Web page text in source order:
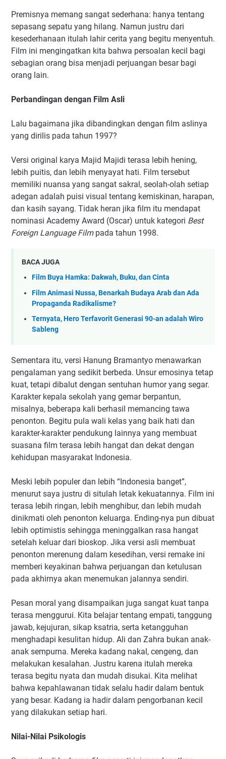
Premisnya memang sangat sederhana: hanya tentang
sepasang sepatu yang hilang. Namun justru dari
kesederhanaan itulah lahir cerita yang begitu menyentuh.
Film ini mengingatkan kita bahwa persoalan kecil bagi
sebagian orang bisa menjadi perjuangan besar bagi
orang lain.
Perbandingan dengan Film Asli
Lalu bagaimana jika dibandingkan dengan film aslinya
yang dirilis pada tahun 1997?
Versi original karya Majid Majidi terasa lebih hening,
lebih puitis, dan lebih menyayat hati. Film tersebut
memiliki nuansa yang sangat sakral, seolah-olah setiap
adegan adalah puisi visual tentang kemiskinan, harapan,
dan kasih sayang. Tidak heran jika film itu mendapat
nominasi Academy Award (Oscar) untuk kategori Best
Foreign Language Filmpada tahun 1998.
BACA JUGA
Film Buya Hamka: Dakwah, Buku, dan Cinta
Film Animasi Nussa, Benarkah Budaya Arab dan Ada
Propaganda Radikalisme?
Ternyata, Hero Terfavorit Generasi 90-an adalah Wiro
Sableng
Sementara itu, versi Hanung Bramantyo menawarkan
pengalaman yang sedikit berbeda. Unsur emosinya tetap
kuat, tetapi dibalut dengan sentuhan humor yang segar.
Karakter kepala sekolah yang gemar berpantun,
misalnya, beberapa kali berhasil memancing tawa
penonton. Begitu pula wali kelas yang baik hati dan
karakter-karakter pendukung lainnya yang membuat
suasana film terasa lebih hangat dan dekat dengan
kehidupan masyarakat Indonesia.
Meski lebih populer dan lebih “Indonesia banget”,
menurut saya justru di situlah letak kekuatannya. Film ini
terasa lebih ringan, lebih menghibur, dan lebih mudah
dinikmati oleh penonton keluarga. Ending-nya pun dibuat
lebih optimistis sehingga meninggalkan rasa hangat
setelah keluar dari bioskop. Jika versi asli membuat
penonton merenung dalam kesedihan, versi remake ini
memberi keyakinan bahwa perjuangan dan ketulusan
pada akhirnya akan menemukan jalannya sendiri.
Pesan moral yang disampaikan juga sangat kuat tanpa
terasa menggurui. Kita belajar tentang empati, tanggung
jawab, kejujuran, sikap ksatria, serta ketangguhan
menghadapi kesulitan hidup. Ali dan Zahra bukan anak-
anak sempurna. Mereka kadang nakal, cengeng, dan
melakukan kesalahan. Justru karena itulah mereka
terasa begitu nyata dan mudah disukai. Kita melihat
bahwa kepahlawanan tidak selalu hadir dalam bentuk
yang besar. Kadang ia hadir dalam pengorbanan kecil
yang dilakukan setiap hari.
Nilai-Nilai Psikologis